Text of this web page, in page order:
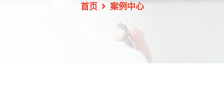
首页 案例中心